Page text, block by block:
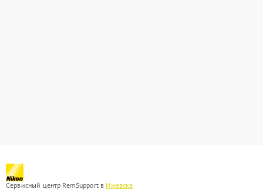
Сервисный центр RemSupport в Ижевске